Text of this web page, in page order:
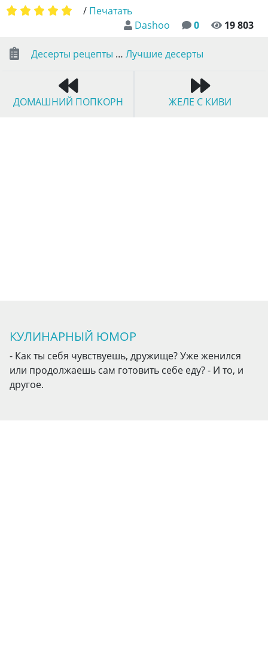
Dashoo 0 19 803
/ Печатать
Десерты рецепты … Лучшие десерты
ДОМАШНИЙ ПОПКОРН ЖЕЛЕ С КИВИ
КУЛИНАРНЫЙ ЮМОР
- Как ты себя чувствуешь, дружище? Уже женился
или продолжаешь сам готовить себе еду? - И то, и
другое.